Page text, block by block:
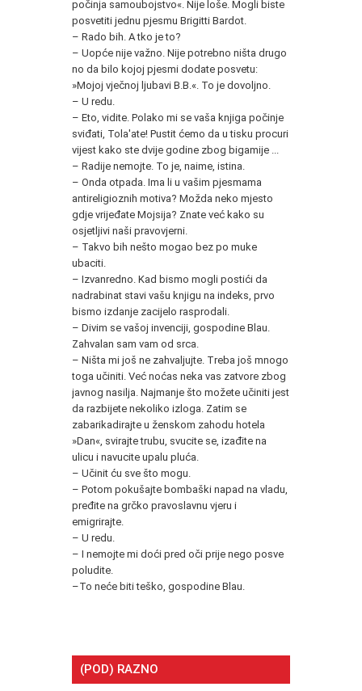
počinja samoubojstvo«. Nije loše. Mogli biste
posvetiti jednu pjesmu Brigitti Bardot.
– Rado bih. A tko je to?
– Uopće nije važno. Nije potrebno ništa drugo
no da bilo kojoj pjesmi dodate posvetu:
»Mojoj vječnoj ljubavi B.B.«. To je dovoljno.
– U redu.
– Eto, vidite. Polako mi se vaša knjiga počinje
sviđati, Tola'ate! Pustit ćemo da u tisku procuri
vijest kako ste dvije godine zbog bigamije ...
– Radije nemojte. To je, naime, istina.
– Onda otpada. Ima li u vašim pjesmama
antireligioznih motiva? Možda neko mjesto
gdje vrijeđate Mojsija? Znate već kako su
osjetljivi naši pravovjerni.
– Takvo bih nešto mogao bez po muke
ubaciti.
– Izvanredno. Kad bismo mogli postići da
nadrabinat stavi vašu knjigu na indeks, prvo
bismo izdanje zacijelo rasprodali.
– Divim se vašoj invenciji, gospodine Blau.
Zahvalan sam vam od srca.
– Ništa mi još ne zahvaljujte. Treba još mnogo
toga učiniti. Već noćas neka vas zatvore zbog
javnog nasilja. Najmanje što možete učiniti jest
da razbijete nekoliko izloga. Zatim se
zabarikadirajte u ženskom zahodu hotela
»Dan«, svirajte trubu, svucite se, izađite na
ulicu i navucite upalu pluća.
– Učinit ću sve što mogu.
– Potom pokušajte bombaški napad na vladu,
pređite na grčko pravoslavnu vjeru i
emigrirajte.
– U redu.
– I nemojte mi doći pred oči prije nego posve
poludite.
–To neće biti teško, gospodine Blau.
(POD) RAZNO